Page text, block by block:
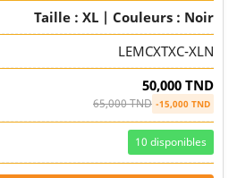
Taille : XL | Couleurs : Noir
LEMCXTXC-XLN
50,000 TND
65,000 TND -15,000 TND
10 disponibles